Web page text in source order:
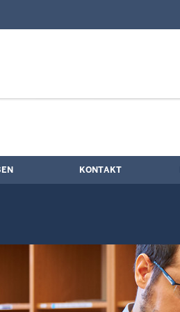
Kontaktformular
KONTAKT